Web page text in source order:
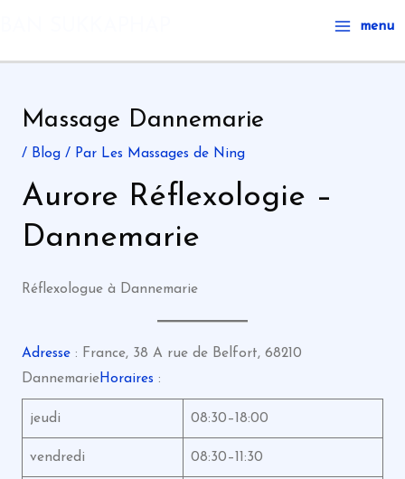
contenu
Main
Menu
menu
Massage Dannemarie
/ Blog/ Par Les Massages de Ning
Aurore Réflexologie –
Dannemarie
Réflexologue à Dannemarie
Adresse: France, 38 A rue de Belfort, 68210
DannemarieHoraires :
jeudi 08:30–18:00
vendredi 08:30–11:30